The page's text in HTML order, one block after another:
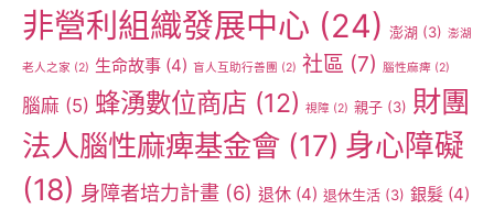
非營利組織發展中心 (24) 澎湖 (3) 澎湖
老人之家 (2) 生命故事 (4) 盲人互助行善團 (2) 社區 (7) 腦性麻痺 (2)
腦麻 (5) 蜂湧數位商店 (12) 視障 (2) 親子 (3) 財團
法人腦性麻痺基金會 (17) 身心障礙
(18) 身障者培力計畫 (6) 退休 (4) 退休生活 (3) 銀髮 (4)